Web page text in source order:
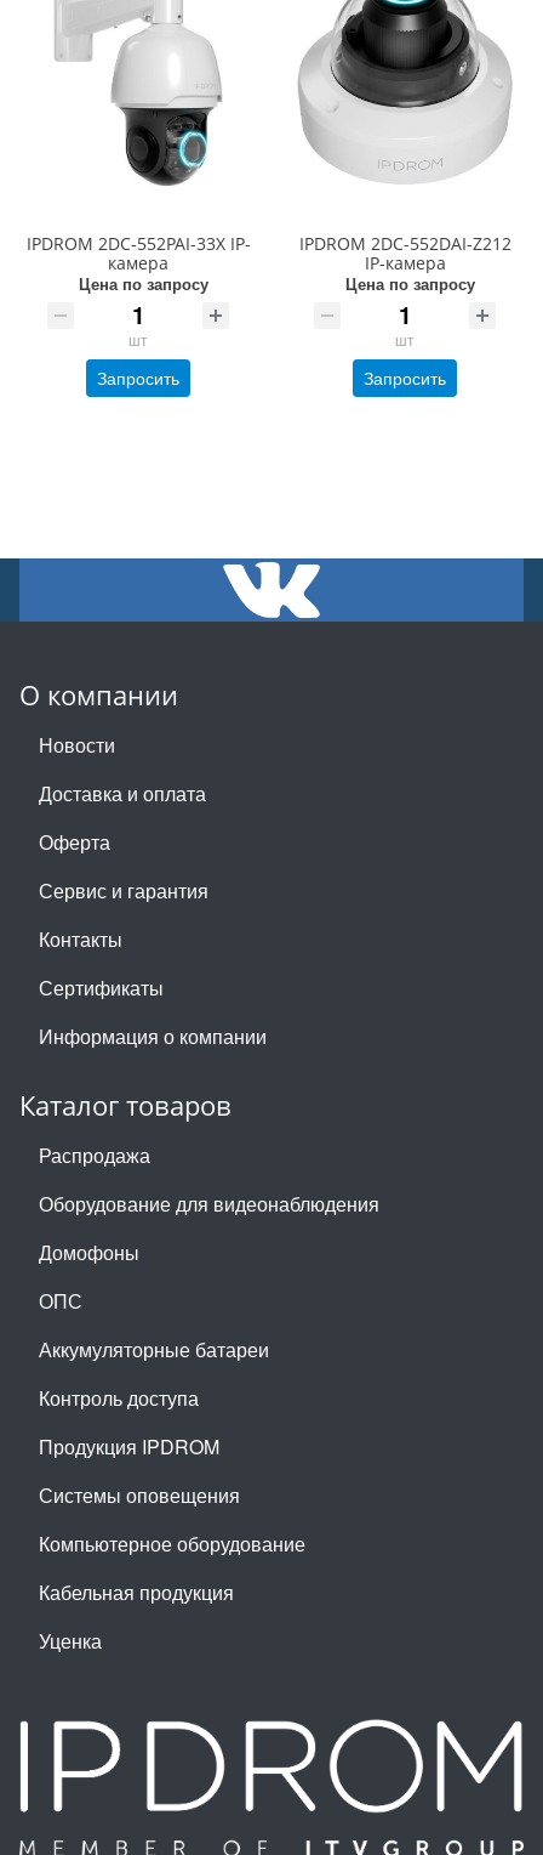
IPDROM 2DC-552PAI-33X IP-
камера
Цена по запросу
шт
Запросить
IPDROM 2DC-552DAI-Z212
IP-камера
Цена по запросу
шт
Запросить
О компании
Новости
Доставка и оплата
Оферта
Сервис и гарантия
Контакты
Сертификаты
Информация о компании
Каталог товаров
Распродажа
Оборудование для видеонаблюдения
Домофоны
ОПС
Аккумуляторные батареи
Контроль доступа
Продукция IPDROM
Системы оповещения
Компьютерное оборудование
Кабельная продукция
Уценка